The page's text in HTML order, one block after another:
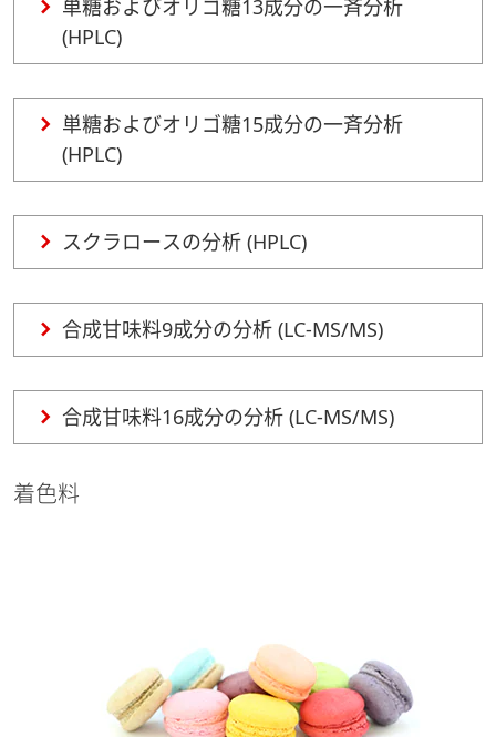
単糖およびオリゴ糖13成分の一斉分析
(HPLC)
単糖およびオリゴ糖15成分の一斉分析
(HPLC)
スクラロースの分析 (HPLC)
合成甘味料9成分の分析 (LC-MS/MS)
合成甘味料16成分の分析 (LC-MS/MS)
着色料